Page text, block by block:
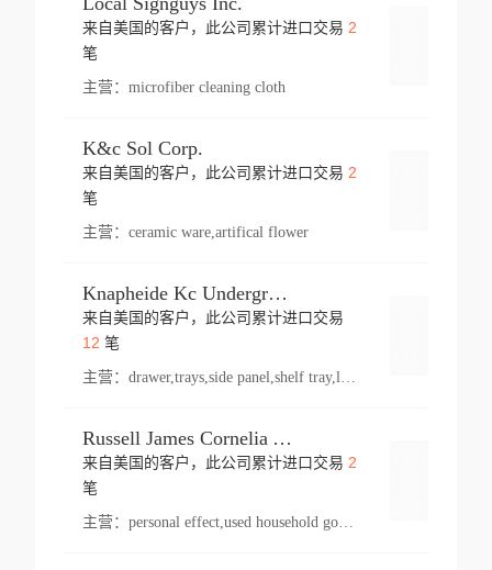
来自美国的客户，此公司累计进口交易 2
笔
主营： microfiber cleaning cloth
K&c Sol Corp.
来自美国的客户，此公司累计进口交易 2
笔
主营： ceramic ware,artifical flower
Knapheide Kc Underground
来自美国的客户，此公司累计进口交易
12 笔
主营：
Russell James Cornelia Arlington Va
来自美国的客户，此公司累计进口交易 2
笔
主营： personal effect,used household goods